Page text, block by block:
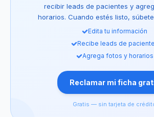
recibir leads de pacientes y
horarios. Cuando estés listo,
Edita tu información
Recibe leads de
Agrega fotos y horarios
Reclamar mi ficha
Gratis — sin tarjeta de